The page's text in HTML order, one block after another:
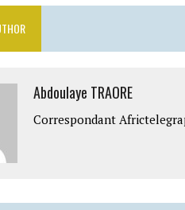
Abdoulaye TRAORE
Correspondant